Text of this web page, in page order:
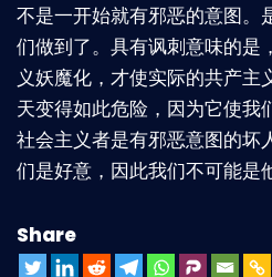
不是一开始就有邪恶的意图。
们做到了。具有讽刺意味的是
义妖魔化，才使实际的共产
天变得如此危险，因为它使
社会主义者是有邪恶意图的坏
们是好意，因此我们不可能是
Share